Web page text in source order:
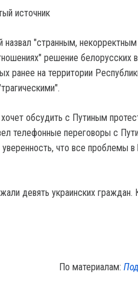
источник
"странным, некорректным
решение белорусских
ранее на территории
обсудить с Путиным
телефонные переговоры с
что все проблемы в
девять украинских граждан.
По материалам: